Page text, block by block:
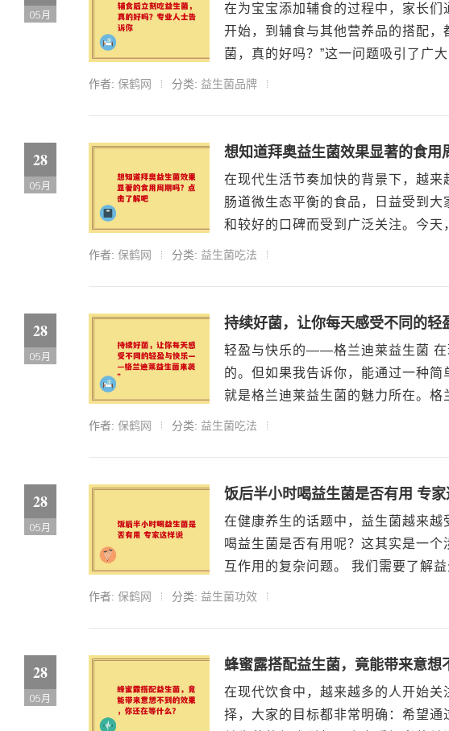
05月
在为宝宝添加辅食的过程中，家长
开始，到辅食与其他营养品的搭配，
菌，真的好吗？”这一问题吸引了广
作者: 保鹤网 分类: 益生菌品牌
28
05月
想知道拜奥益生菌效果显著的食用
在现代生活节奏加快的背景下，越
肠道微生态平衡的食品，日益受到
和较好的口碑而受到广泛关注。今天
作者: 保鹤网 分类: 益生菌吃法
28
05月
持续好菌，让你每天感受不同的
轻盈与快乐的——格兰迪莱益生菌 在
的。但如果我告诉你，能通过一种
就是格兰迪莱益生菌的魅力所在。格
作者: 保鹤网 分类: 益生菌吃法
28
05月
饭后半小时喝益生菌是否有用 专
在健康养生的话题中，益生菌越来
喝益生菌是否有用呢？这其实是一
互作用的复杂问题。 我们需要了解
作者: 保鹤网 分类: 益生菌功效
28
05月
蜂蜜露搭配益生菌，竟能带来意想
在现代饮食中，越来越多的人开始
择，大家的目标都非常明确：希望